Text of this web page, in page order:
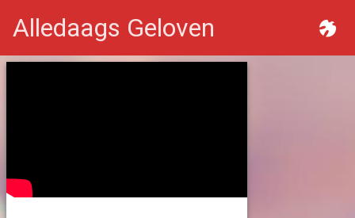
Alledaags Geloven